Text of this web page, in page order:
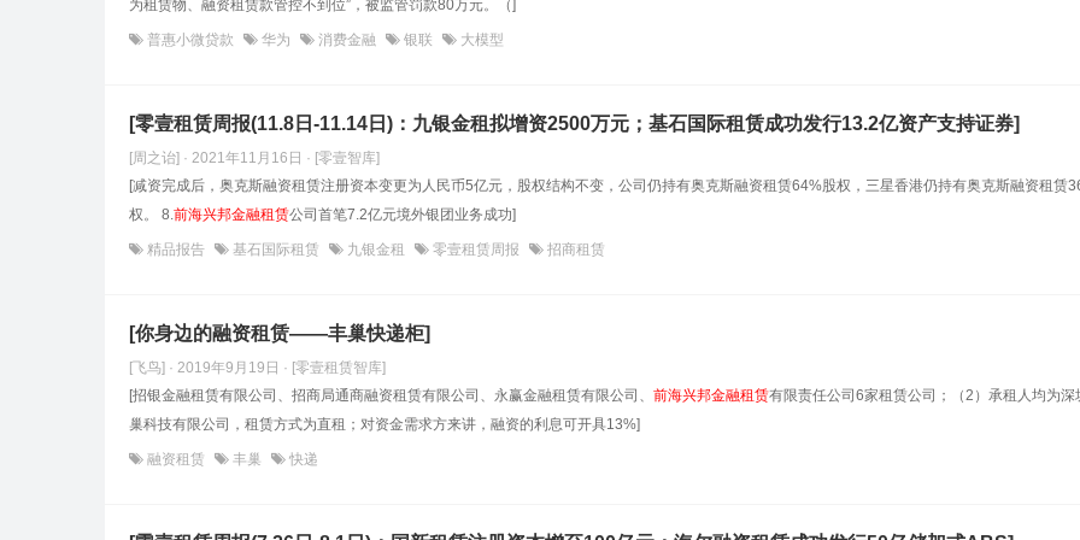
为租赁物、融资租赁款管控不到位”，被监管罚款80万元。（]
普惠小微贷款 华为 消费金融 银联 大模型
[零壹租赁周报(11.8日-11.14日)：九银金租拟增资2500万元；基石国际租赁成功发行13.2亿资产支持证券]
[周之诒] · 2021年11月16日 · [零壹智库]
[减资完成后，奥克斯融资租赁注册资本变更为人民币5亿元，股权结构不变，公司仍持有奥克斯融资租赁64%股权，三星香港仍持有奥克斯融资租赁
权。 8.前海兴邦金融租赁公司首笔7.2亿元境外银团业务成功]
精品报告 基石国际租赁 九银金租 零壹租赁周报 招商租赁
[你身边的融资租赁——丰巢快递柜]
[飞鸟] · 2019年9月19日 · [零壹租赁智库]
[招银金融租赁有限公司、招商局通商融资租赁有限公司、永赢金融租赁有限公司、 前海兴邦金融租赁有限责任公司6家租赁公司；（2）承租人均为深
巢科技有限公司，租赁方式为直租；对资金需求方来讲，融资的利息可开具13%]
融资租赁 丰巢 快递